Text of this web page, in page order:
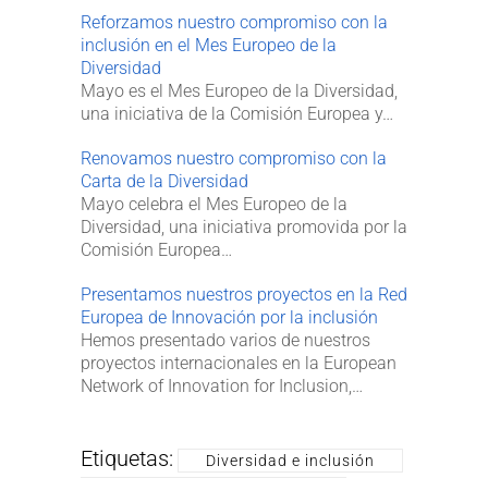
Reforzamos nuestro compromiso con la
inclusión en el Mes Europeo de la
Diversidad
Mayo es el Mes Europeo de la Diversidad,
una iniciativa de la Comisión Europea y…
Renovamos nuestro compromiso con la
Carta de la Diversidad
Mayo celebra el Mes Europeo de la
Diversidad, una iniciativa promovida por la
Comisión Europea…
Presentamos nuestros proyectos en la Red
Europea de Innovación por la inclusión
Hemos presentado varios de nuestros
proyectos internacionales en la European
Network of Innovation for Inclusion,…
Etiquetas:
Diversidad e inclusión